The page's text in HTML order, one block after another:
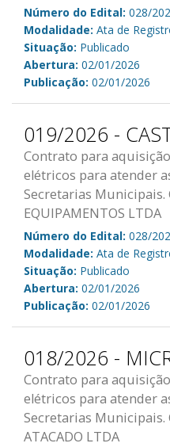
Número do Edital: 028/
Modalidade: Ata de
Situação: Publicado
Abertura: 02/01/2026
Publicação: 02/01/2026
019/2026 -
Contrato para
elétricos para atender
Secretarias Municipais.
EQUIPAMENTOS LTDA
Número do Edital: 028/
Modalidade: Ata de
Situação: Publicado
Abertura: 02/01/2026
Publicação: 02/01/2026
018/2026 -
Contrato para
elétricos para atender
Secretarias Municipais.
ATACADO LTDA